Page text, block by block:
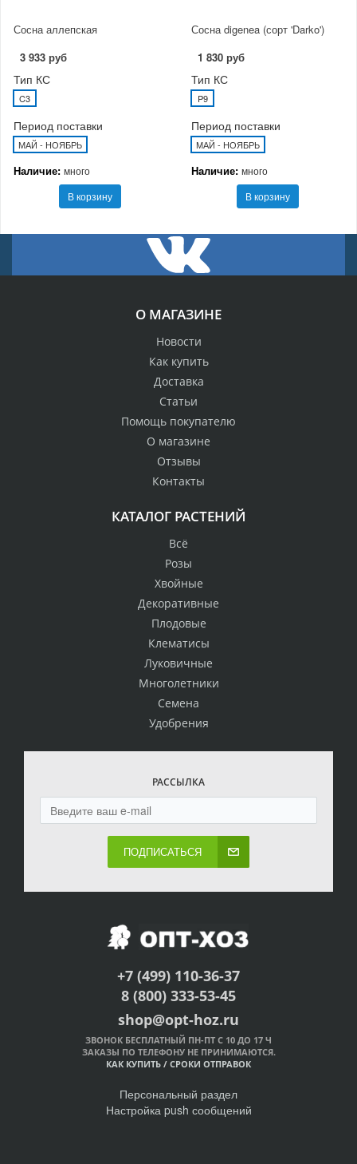
Сосна аллепская
3 933 руб
Тип КС
C3
Период поставки
МАЙ - НОЯБРЬ
Наличие: много
В корзину
Сосна digenea (сорт 'Darko')
1 830 руб
Тип КС
P9
Период поставки
МАЙ - НОЯБРЬ
Наличие: много
В корзину
О МАГАЗИНЕ
Новости
Как купить
Доставка
Статьи
Помощь покупателю
О магазине
Отзывы
Контакты
КАТАЛОГ РАСТЕНИЙ
Всё
Розы
Хвойные
Декоративные
Плодовые
Клематисы
Луковичные
Многолетники
Семена
Удобрения
РАССЫЛКА
ПОДПИСАТЬСЯ
+7 (499) 110-36-37
8 (800) 333-53-45
shop@opt-hoz.ru
ЗВОНОК БЕСПЛАТНЫЙ ПН-ПТ С 10 ДО 17 Ч
ЗАКАЗЫ ПО ТЕЛЕФОНУ НЕ ПРИНИМАЮТСЯ.
КАК КУПИТЬ / СРОКИ ОТПРАВОК
Персональный раздел
Настройка push сообщений